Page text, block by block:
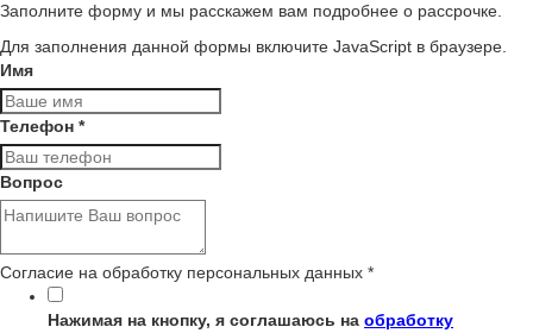
Заполните форму и мы расскажем вам подробнее о рассрочке.
Для заполнения данной формы включите JavaScript в браузере.
Имя
Телефон *
Вопрос
Согласие на обработку персональных данных *
Нажимая на кнопку, я соглашаюсь на обработку